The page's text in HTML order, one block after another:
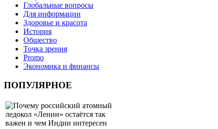
Глобальные вопросы
Для информации
Здоровье и красота
История
Общество
Точка зрения
Promo
Экономика и финансы
ПОПУЛЯРНОЕ